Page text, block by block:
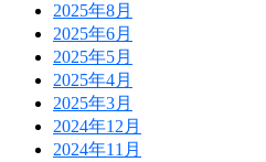
2025年8月
2025年6月
2025年5月
2025年4月
2025年3月
2024年12月
2024年11月